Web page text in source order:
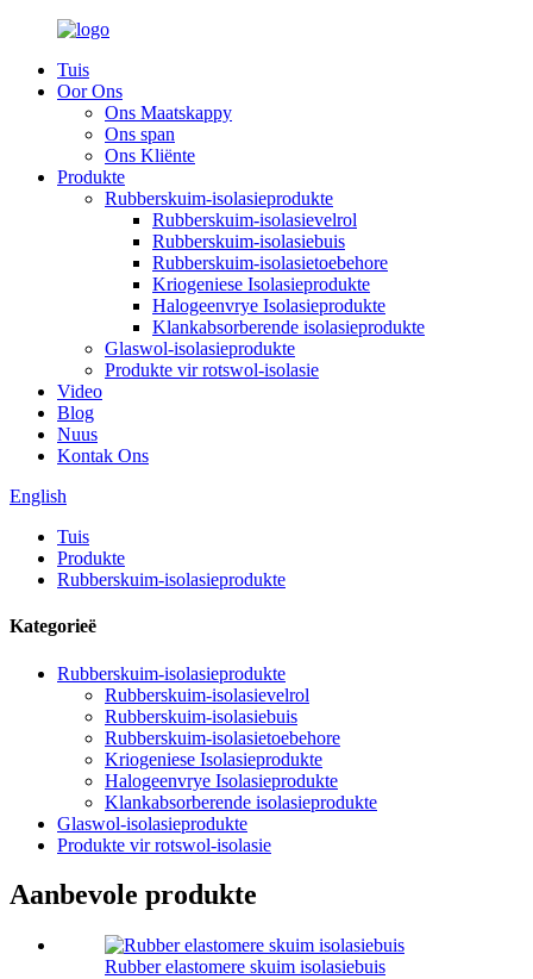
Tuis
Oor Ons
Ons Maatskappy
Ons span
Ons Kliënte
Produkte
Rubberskuim-isolasieprodukte
Rubberskuim-isolasievelrol
Rubberskuim-isolasiebuis
Rubberskuim-isolasietoebehore
Kriogeniese Isolasieprodukte
Halogeenvrye Isolasieprodukte
Klankabsorberende isolasieprodukte
Glaswol-isolasieprodukte
Produkte vir rotswol-isolasie
Video
Blog
Nuus
Kontak Ons
English
Tuis
Produkte
Rubberskuim-isolasieprodukte
Kategorieë
Rubberskuim-isolasieprodukte
Rubberskuim-isolasievelrol
Rubberskuim-isolasiebuis
Rubberskuim-isolasietoebehore
Kriogeniese Isolasieprodukte
Halogeenvrye Isolasieprodukte
Klankabsorberende isolasieprodukte
Glaswol-isolasieprodukte
Produkte vir rotswol-isolasie
Aanbevole produkte
Rubber elastomere skuim isolasiebuis